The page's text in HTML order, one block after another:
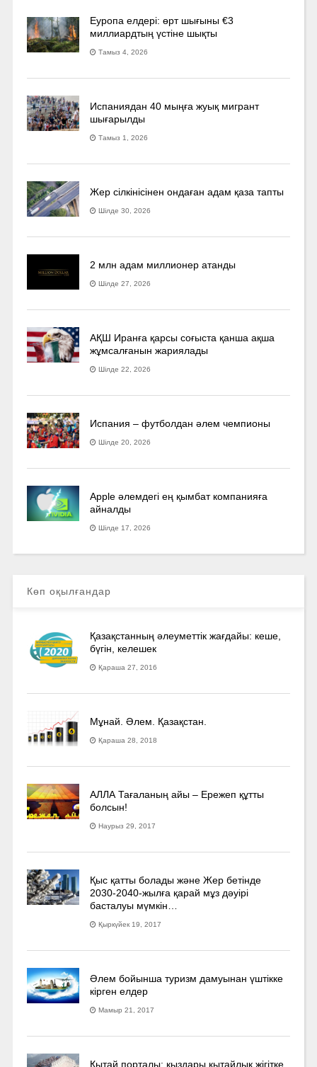
Еуропа елдері: өрт шығыны €3
миллиардтың үстіне шықты
Тамыз 4, 2026
Испаниядан 40 мыңға жуық мигрант
шығарылды
Тамыз 1, 2026
Жер сілкінісінен ондаған адам қаза тапты
Шілде 30, 2026
2 млн адам миллионер атанды
Шілде 27, 2026
АҚШ Иранға қарсы соғыста қанша ақша
жұмсалғанын жариялады
Шілде 22, 2026
Испания – футболдан әлем чемпионы
Шілде 20, 2026
Apple әлемдегі ең қымбат компанияға
айналды
Шілде 17, 2026
Көп оқылғандар
Қазақстанның әлеуметтік жағдайы: кеше,
бүгін, келешек
Қараша 27, 2016
Мұнай. Әлем. Қазақстан.
Қараша 28, 2018
АЛЛА Тағаланың айы – Ережеп құтты
болсын!
Наурыз 29, 2017
Қыс қатты болады және Жер бетінде
2030-2040­-жылға қарай мұз дәуірі
басталуы мүмкін…
Қыркүйек 19, 2017
Әлем бойынша туризм дамуынан үштікке
кірген елдер
Мамыр 21, 2017
Қытай порталы: қыздары қытайлық жігітке